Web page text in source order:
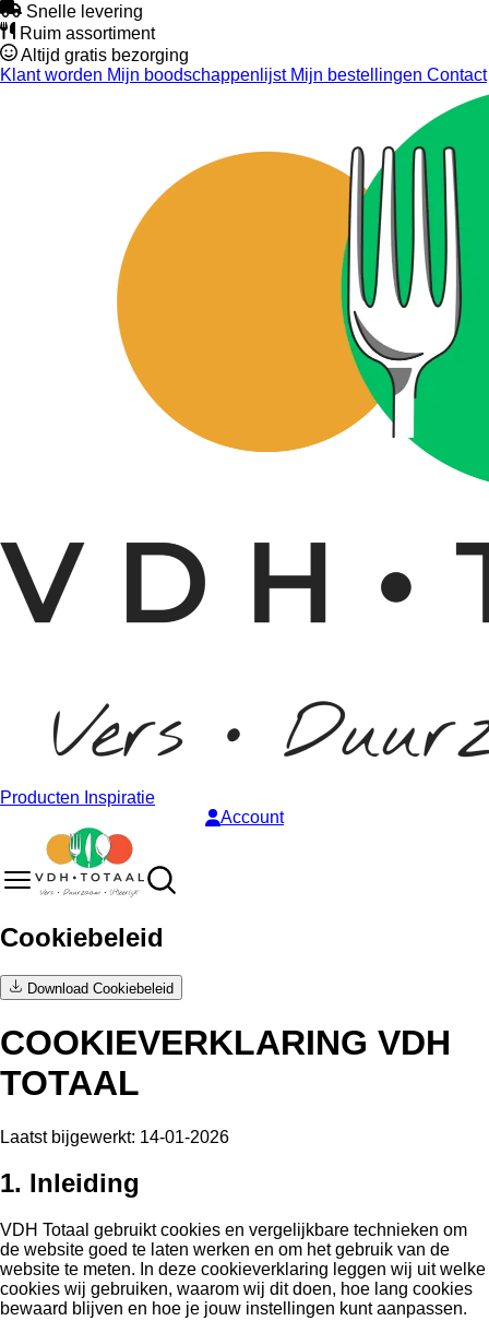
Snelle levering
Ruim assortiment
Altijd gratis bezorging
Klant worden Mijn boodschappenlijstMijn bestellingen Contact
Producten Inspiratie
Account
Cookiebeleid
Download Cookiebeleid
COOKIEVERKLARING VDH
TOTAAL
Laatst bijgewerkt: 14-01-2026
1. Inleiding
VDH Totaal gebruikt cookies en vergelijkbare technieken om
de website goed te laten werken en om het gebruik van de
website te meten. In deze cookieverklaring leggen wij uit welke
cookies wij gebruiken, waarom wij dit doen, hoe lang cookies
bewaard blijven en hoe je jouw instellingen kunt aanpassen.